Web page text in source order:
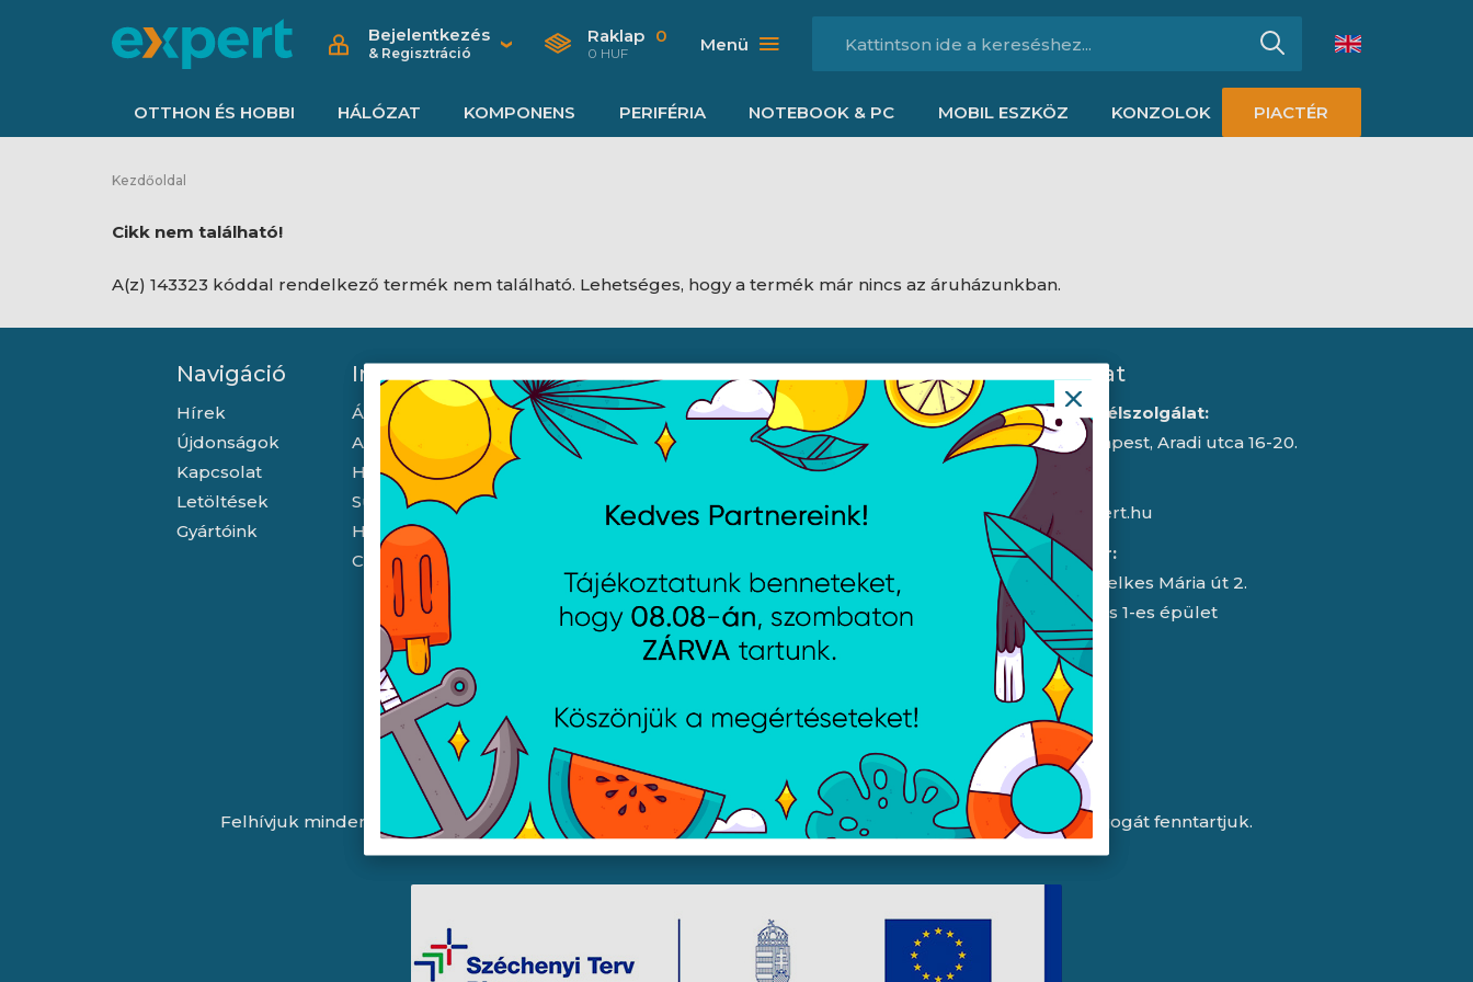
Bejelentkezés
& Regisztráció
Raklap 0
0 HUF Menü
OTTHON ÉS HOBBI HÁLÓZAT KOMPONENS PERIFÉRIA NOTEBOOK & PC MOBIL ESZKÖZ KONZOLOK PIACTÉR
Kezdőoldal
Cikk nem található!
A(z) 143323 kóddal rendelkező termék nem található. Lehetséges, hogy a termék már nincs az áruházunkban.
Navigáció
Hírek
Újdonságok
Kapcsolat
Letöltések
Gyártóink
Információ
Általános szerződési feltételek
Adatkezelési tájékoztató
Hallásvédelmi tájékoztató
Süti (cookie) tájékoztató
Házhozszállítási lehetőségek
Céginformáció
Nyitvatartás
Hétfő:
Csütörtök:
Péntek:
8:00 - 16:30
8:00 - 16:30
8:00 - 16:30
8:00 - 15:30
Kapcsolat
Iroda/ügyfélszolgálat:
1043 Budapest, Aradi utca 16-20.
E-mail:
info@expert.hu
RMA/raktár:
2151 Fót, Telkes Mária út 2.
HelloParks 1-es épület
Felhívjuk minden látogatónk figyelmét, hogy a honlapunkon található képek illusztrációk, a változtatás jogát fenntartjuk.